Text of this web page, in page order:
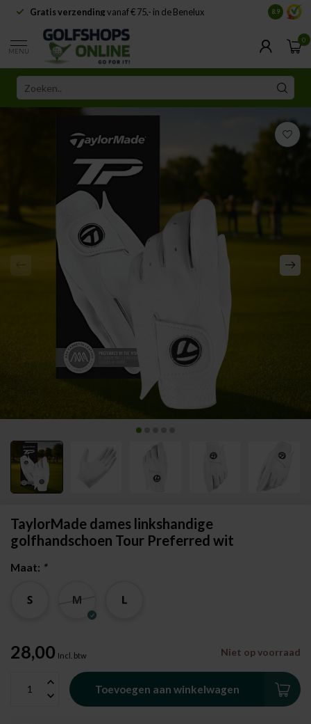
Gratis verzendingvanaf € 75,- in de Benelux 8.9
MENU
0
TaylorMade dames linkshandige
golfhandschoen Tour Preferred wit
Maat: *
28,00 Incl. btw Niet op voorraad
Toevoegen aan winkelwagen